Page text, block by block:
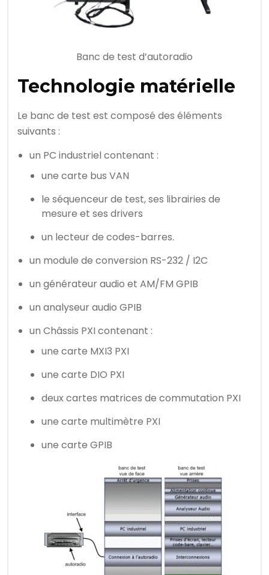
Banc de test d’autoradio
Technologie matérielle
Le banc de test est composé des éléments
suivants :
un PC industriel contenant :
une carte bus VAN
le séquenceur de test, ses librairies de
mesure et ses drivers
un lecteur de codes-barres.
un module de conversion RS-232 / I2C
un générateur audio et AM/FM GPIB
un analyseur audio GPIB
un Châssis PXI contenant :
une carte MXI3 PXI
une carte DIO PXI
deux cartes matrices de commutation PXI
une carte multimètre PXI
une carte GPIB